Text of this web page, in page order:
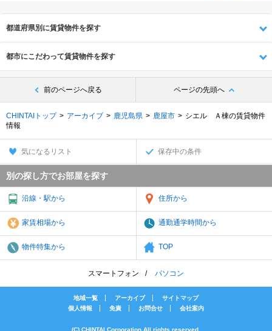
都道府県別に賃貸物件を探す
都市にこだわって賃貸物件を探す
前のページへ戻る ページの先頭へ
CHINTAIトップ アーカイブ 鹿児島県 鹿屋市
シエル Ａ棟の賃貸物件
情報
気になるリスト 保存中の条件
別の探し方でお部屋を探す
沿線・駅から 住所から
家賃相場から 通勤通学時間から
物件特集から TOP
スマートフォン パソコン
地域一覧 アーカイブ
サイトマップ
個人情報
免責 お問合せ 会社案内
(C) CHINTAI Corporation All rights reserved.